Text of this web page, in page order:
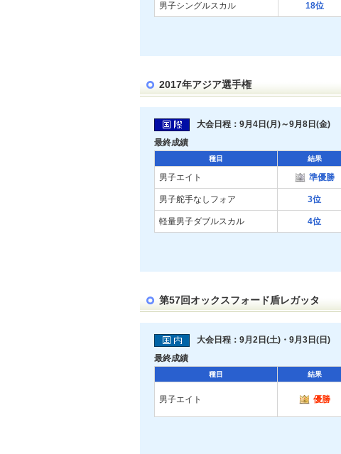
男子シングルスカル 18位
2017年アジア選手権
大会日程：9月4日(月)～9月8日(金)
最終成績
種目 結果
男子エイト 準優勝
男子舵手なしフォア 3位
軽量男子ダブルスカル 4位
第57回オックスフォード盾レガッタ
大会日程：9月2日(土)・9月3日(日)
最終成績
種目 結果
男子エイト 優勝